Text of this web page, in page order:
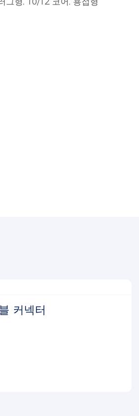
커넥터